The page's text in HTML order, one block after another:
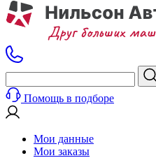
Помощь в подборе
Мои данные
Мои заказы